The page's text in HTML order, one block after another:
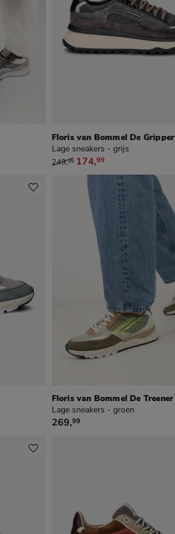
Floris van Bommel De Gripper
Lage sneakers - grijs
van € 249,99 voor € 174,99
249,99 174,99
Floris van Bommel De Treener
Lage sneakers - groen
€ 269,99
269,99